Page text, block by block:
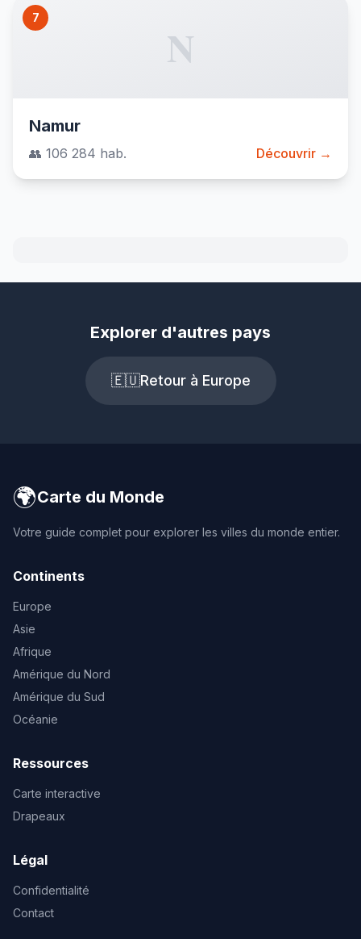
7
N
Namur
👥 106 284 hab. Découvrir →
Explorer d'autres pays
🇪🇺Retour à Europe
🌍Carte du Monde
Votre guide complet pour explorer les villes du monde entier.
Continents
Europe
Asie
Afrique
Amérique du Nord
Amérique du Sud
Océanie
Ressources
Carte interactive
Drapeaux
Légal
Confidentialité
Contact